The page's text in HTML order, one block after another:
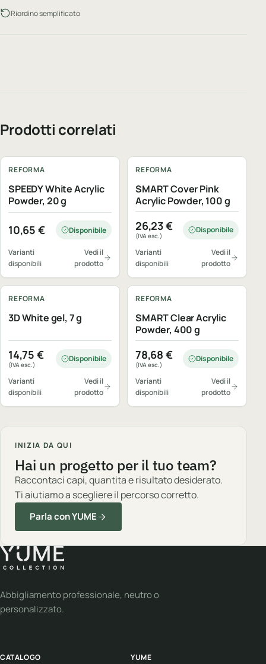
Riordino semplificato
Prodotti correlati
REFORMA
SPEEDY White Acrylic
Powder, 20 g
10,65 € Disponibile
Varianti
disponibili
Vedi il
prodotto
REFORMA
SMART Cover Pink
Acrylic Powder, 100 g
26,23€
(IVA esc.)
Disponibile
Varianti
disponibili
Vedi il
prodotto
REFORMA
3D White gel, 7 g
14,75 €
(IVA esc.)
Disponibile
Varianti
disponibili
Vedi il
prodotto
REFORMA
SMART Clear Acrylic
Powder, 400 g
78,68 €
(IVA esc.)
Disponibile
Varianti
disponibili
Vedi il
prodotto
INIZIA DA QUI
Hai un progetto per il tuo team?
Raccontaci capi, quantita e risultato desiderato.
Ti aiutiamo a scegliere il percorso corretto.
Parla con YUME
Abbigliamento professionale, neutro o
personalizzato.
CATALOGO YUME